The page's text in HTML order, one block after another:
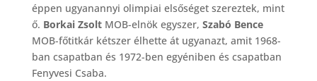
éppen ugyanannyi olimpiai elsőséget szereztek, mint
ő. Borkai Zsolt MOB-elnök egyszer, Szabó Bence
MOB-főtitkár kétszer élhette át ugyanazt, amit 1968-
ban csapatban és 1972-ben egyéniben és csapatban
Fenyvesi Csaba.